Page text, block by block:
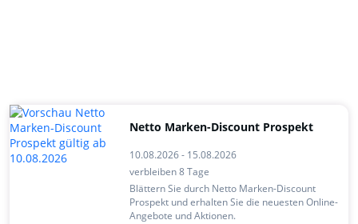
Netto Marken-Discount Prospekt
10.08.2026 - 15.08.2026
verbleiben 8 Tage
Blättern Sie durch Netto Marken-Discount
Prospekt und erhalten Sie die neuesten Online-
Angebote und Aktionen.